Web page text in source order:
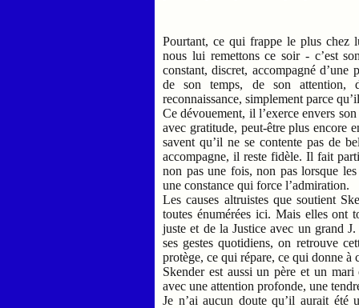
Pourtant, ce qui frappe le plus
nous lui remettons ce soir - c’est
constant, discret, accompagné d’une
de son temps, de son attention,
reconnaissance, simplement parce
Ce dévouement, il l’exerce envers
avec gratitude, peut-être plus encore
savent qu’il ne se contente pas de
accompagne, il reste fidèle. Il fait
non pas une fois, non pas lorsque
une constance qui force l’admiration.
Les causes altruistes que soutient
toutes énumérées ici. Mais elles ont
juste et de la Justice avec un grand
ses gestes quotidiens, on retrouve
protège, ce qui répare, ce qui donne à
Skender est aussi un père et un
avec une attention profonde, une
Je n’ai aucun doute qu’il aurait